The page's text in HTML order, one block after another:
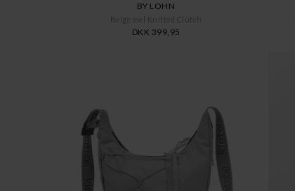
BY LOHN
Beige mel Knitted Clutch
DKK 399,95